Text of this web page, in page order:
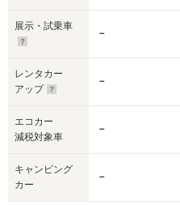
展示・試乗車
－
レンタカー
アップ
－
エコカー
減税対象車
－
キャンピング
カー
－